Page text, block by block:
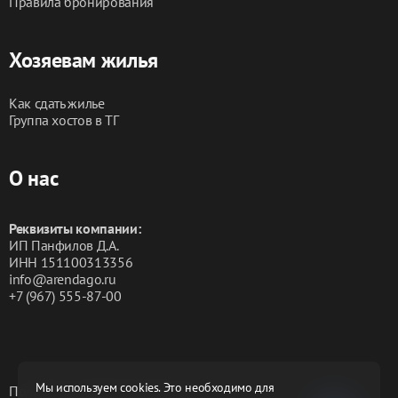
Мы используем cookies. Это необходимо для
Хозяевам жилья
Как сдать жилье
Группа хостов в ТГ
О нас
Реквизиты компании:
ИП Панфилов Д.А.
ИНН 151100313356
info@arendago.ru
+7 (967) 555-87-00
Политика конфиденциальности